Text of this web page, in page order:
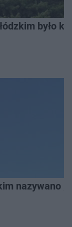
było
nazywano